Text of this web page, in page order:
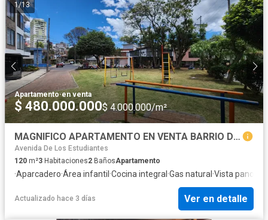
1/13
Apartamento·en venta
$ 480.000.000$ 4.000.000/m²
MAGNIFICO APARTAMENTO EN VENTA BARRIO DORADO.MB
Avenida De Los Estudiantes
120 m²3 Habitaciones2 BañosApartamento
·Aparcadero·Área infantil ·Cocina integral ·Gas natural ·Vista
Actualizado hace 3 días Ver en detalle